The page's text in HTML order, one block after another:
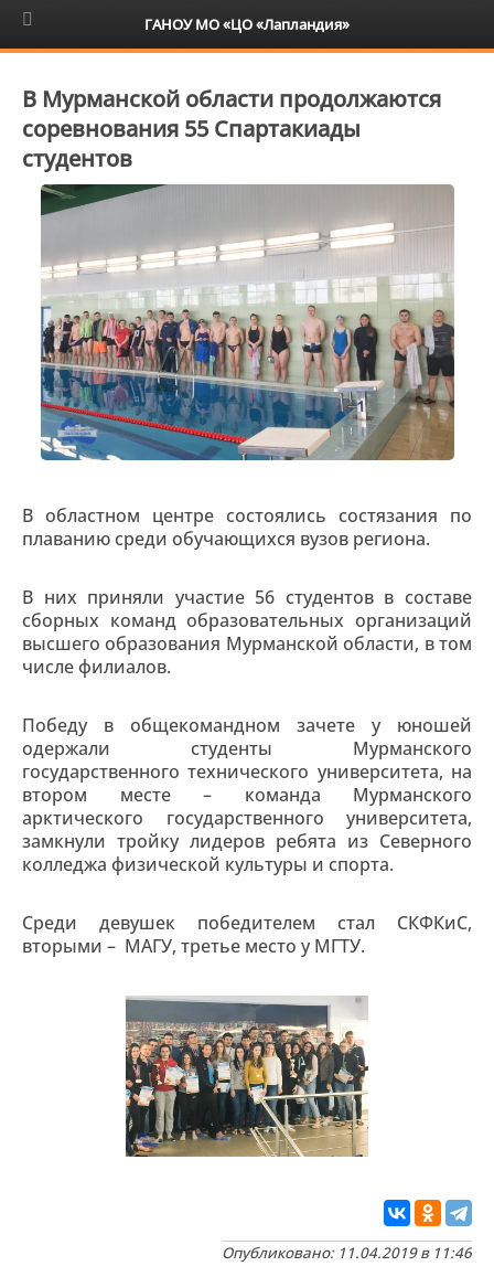
6+
В Мурманской области продолжаются
соревнования 55 Спартакиады
студентов
В областном центре состоялись состязания по
плаванию среди обучающихся вузов региона.
В них приняли участие 56 студентов в составе
сборных команд образовательных организаций
высшего образования Мурманской области, в том
числе филиалов.
Победу в общекомандном зачете у юношей
одержали студенты Мурманского
государственного технического университета, на
втором месте – команда Мурманского
арктического государственного университета,
замкнули тройку лидеров ребята из Северного
колледжа физической культуры и спорта.
Среди девушек победителем стал СКФКиС,
вторыми – МАГУ, третье место у МГТУ.
Опубликовано: 11.04.2019 в 11:46
ГАНОУ МО «ЦО «Лапландия»